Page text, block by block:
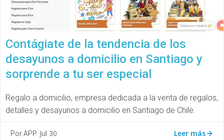
Contágiate de la tendencia de los
desayunos a domicilio en Santiago y
sorprende a tu ser especial
Regalo a domicilio, empresa dedicada a la venta de regalos,
detalles y desayunos a domicilio en Santiago de Chile.
Por APP. Jul 30 Leer más